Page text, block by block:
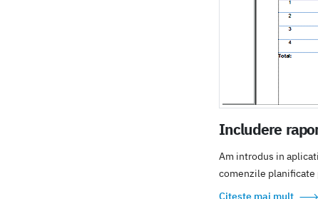
Includere
Am introdus in
comenzile planificate
Citește mai mult